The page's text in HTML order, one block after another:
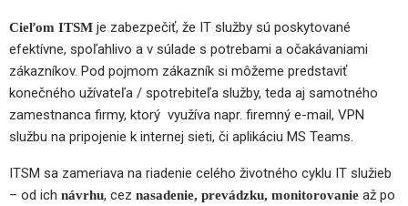
Cieľom ITSM je zabezpečiť, že IT služby sú poskytované
efektívne, spoľahlivo a v súlade s potrebami a očakávaniami
zákazníkov. Pod pojmom zákazník si môžeme predstaviť
konečného užívateľa / spotrebiteľa služby, teda aj samotného
zamestnanca firmy, ktorý využíva napr. firemný e-mail, VPN
službu na pripojenie k internej sieti, či aplikáciu MS Teams.
ITSM sa zameriava na riadenie celého životného cyklu IT služieb
– od ich návrhu, cez nasadenie, prevádzku, monitorovanie až po